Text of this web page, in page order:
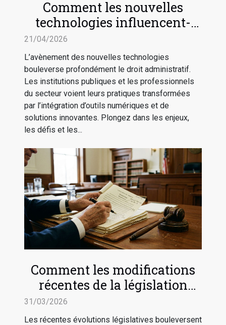
Comment les nouvelles
technologies influencent-
elles le droit administratif ?
21/04/2026
L’avènement des nouvelles technologies
bouleverse profondément le droit administratif.
Les institutions publiques et les professionnels
du secteur voient leurs pratiques transformées
par l’intégration d’outils numériques et de
solutions innovantes. Plongez dans les enjeux,
les défis et les...
Comment les modifications
récentes de la législation
impactent-elles le droit du
travail ?
31/03/2026
Les récentes évolutions législatives bouleversent